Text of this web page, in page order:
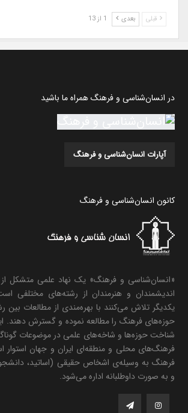
قبلی بعدی
در انسان‌شناسی و فرهنگ همراه ما باشید
آپارات انسان‌شناسی و فرهنگ
کانون انسان‌شناسی و فرهنگ
«انسان‌شناسی و فرهنگ» یک نهاد علمی متشکل از
اندیشمندان و هنرمندان از رشته‌های مختلفی
یکدیگر تلاش می‌کنند با بهره‌مندی از مطالعات بین
حوزه‌های فرهنگ را مطالعه نموده و گسترش دهند. این
شناخت حوزه‌ها و شاخه‌های علمی در موضوعات
فرهنگ‌های محلی و منطقه‌ای ایران و جهان استوار
فرهنگ به وسیله‌ی اشخاص حقیقی (اساتید،
و به صورت داوطلبانه اداره می‌شود.